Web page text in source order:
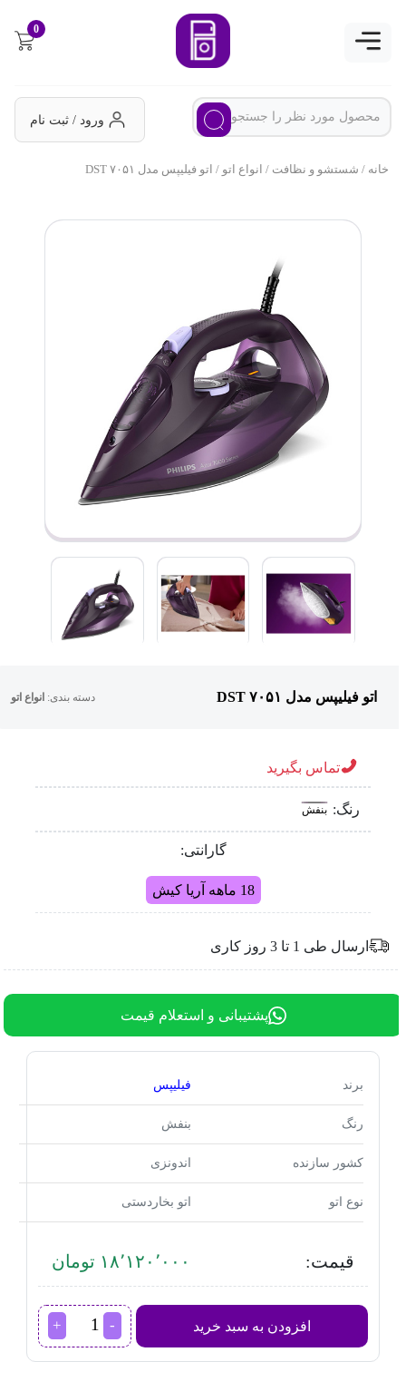
0
ورود / ثبت نام
خانه/ شستشو و نظافت/ انواع اتو/ اتو فیلیپس مدل DST ۷۰۵۱
اتو فیلیپس مدل DST ۷۰۵۱ دسته بندی:انواع اتو
تماس بگیرید
رنگ: بنفش
گارانتی:
18 ماهه آریا کیش
ارسال طی 1 تا 3 روز کاری
پشتیبانی و استعلام قیمت
برند فیلیپس
رنگ بنفش
کشور سازنده اندونزی
نوع اتو اتو بخاردستی
قیمت: ۱۸٬۱۲۰٬۰۰۰ تومان
افزودن به سبد خرید
اتو
فیلیپس